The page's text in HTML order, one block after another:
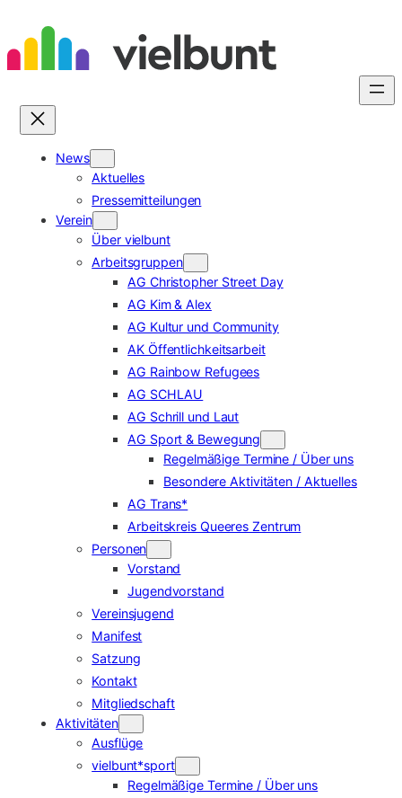
Inhalt
springen
News
Aktuelles
Pressemitteilungen
Verein
Über vielbunt
Arbeitsgruppen
AG Christopher Street Day
AG Kim & Alex
AG Kultur und Community
AK Öffentlichkeitsarbeit
AG Rainbow Refugees
AG SCHLAU
AG Schrill und Laut
AG Sport & Bewegung
Regelmäßige Termine / Über uns
Besondere Aktivitäten / Aktuelles
AG Trans*
Arbeitskreis Queeres Zentrum
Personen
Vorstand
Jugendvorstand
Vereinsjugend
Manifest
Satzung
Kontakt
Mitgliedschaft
Aktivitäten
Ausflüge
vielbunt*sport
Regelmäßige Termine / Über uns